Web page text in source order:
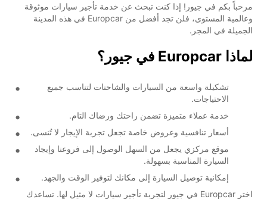
مرحباً بكم في جيور! إذا كنت تبحث عن خدمة تأجير سيارات موثوقة
وعالمية المستوى، فلن تجد أفضل من Europcar في هذه المدينة
الجميلة في المجر.
لماذا Europcar في جيور؟
تشكيلة واسعة من السيارات والشاحنات لتناسب جميع
الاحتياجات.
خدمة عملاء متميزة تضمن راحتك ورضاك التام.
أسعار تنافسية وعروض خاصة تجعل تجربة الإيجار لا تُنسى.
موقع مركزي يجعل من السهل الوصول إلى فروعنا وإيجاد
السيارة المناسبة بسهولة.
إمكانية توصيل السيارة إلى مكانك لتوفير الوقت والجهد.
اختر Europcar في جيور لتجربة تأجير سيارات لا مثيل لها. تساعدك